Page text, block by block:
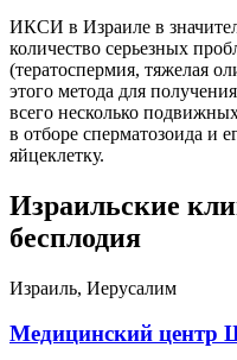
ИКСИ в Израиле в
количество серьезных
(тератоспермия, тяжелая
этого метода для
всего несколько
в отборе сперматозоида и
яйцеклетку.
Израильские
бесплодия
Израиль, Иерусалим
Медицинский центр